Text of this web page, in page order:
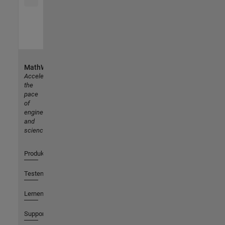
MathWorks
Accelerating
the
pace
of
engineering
and
science
Produkte
Testen oder Kaufen
Lernen
Support